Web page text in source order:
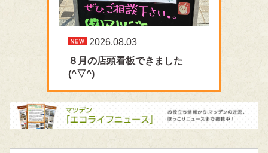
2026.08.03
８月の店頭看板できました
(^▽^)